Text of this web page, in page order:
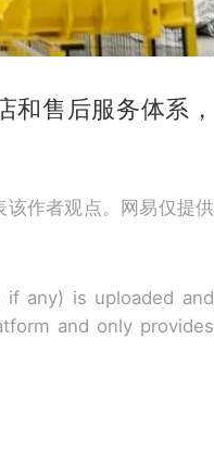
和售后服务体系，
该作者观点。网易仅提供
any) is uploaded and
and only provides